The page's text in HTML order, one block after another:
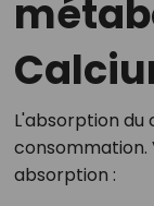
L'absorption du
consommation.
absorption :